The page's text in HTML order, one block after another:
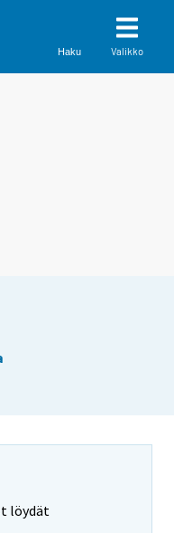
Haku Valikko
löydät